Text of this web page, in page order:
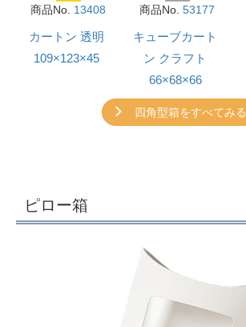
商品No. 13408
カートン 透明
109×123×45
商品No.53177
キューブカート
ン クラフト
66×68×66
四角型箱をすべてみる
ピロー箱